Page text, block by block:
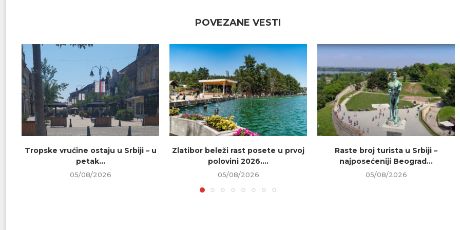
POVEZANE VESTI
Tropske vrućine ostaju u Srbiji – u
petak...
05/08/2026
Zlatibor beleži rast posete u prvoj
polovini 2026....
05/08/2026
Raste broj turista u Srbiji –
najposećeniji Beograd...
05/08/2026